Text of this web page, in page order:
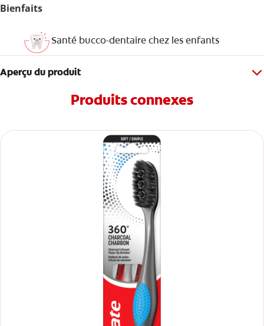
Bienfaits
Santé bucco-dentaire chez les enfants
Aperçu du produit
Produits connexes